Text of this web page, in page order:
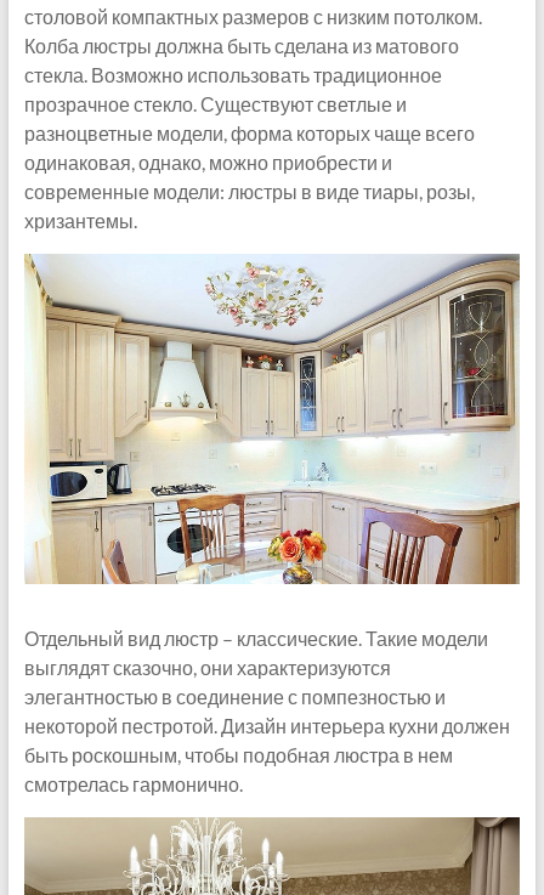
столовой компактных размеров с низким потолком.
Колба люстры должна быть сделана из матового
стекла. Возможно использовать традиционное
прозрачное стекло. Существуют светлые и
разноцветные модели, форма которых чаще всего
одинаковая, однако, можно приобрести и
современные модели: люстры в виде тиары, розы,
хризантемы.
Отдельный вид люстр – классические. Такие модели
выглядят сказочно, они характеризуются
элегантностью в соединение с помпезностью и
некоторой пестротой. Дизайн интерьера кухни должен
быть роскошным, чтобы подобная люстра в нем
смотрелась гармонично.